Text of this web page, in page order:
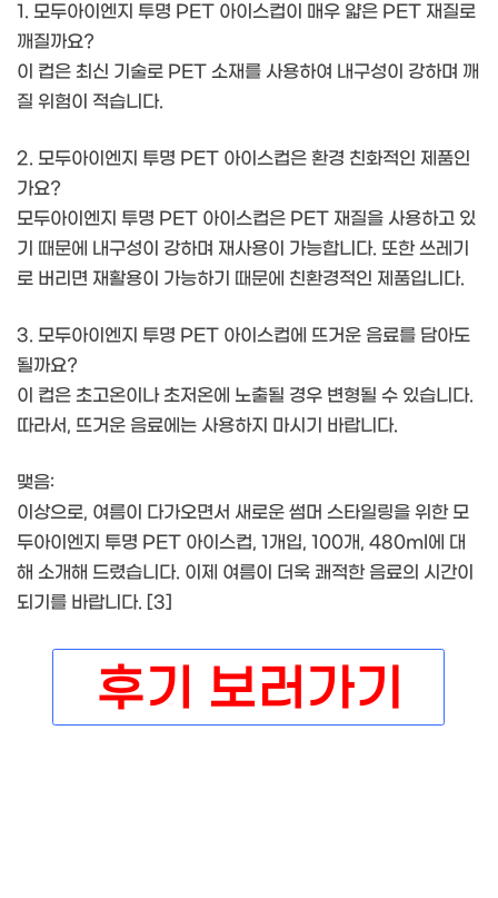
1. 모두아이엔지 투명 PET 아이스컵이 매우 얇은 PET 재질로
깨질까요?
이 컵은 최신 기술로 PET 소재를 사용하여 내구성이 강하며 깨
질 위험이 적습니다.
2. 모두아이엔지 투명 PET 아이스컵은 환경 친화적인 제품인
가요?
모두아이엔지 투명 PET 아이스컵은 PET 재질을 사용하고 있
기 때문에 내구성이 강하며 재사용이 가능합니다. 또한 쓰레기
로 버리면 재활용이 가능하기 때문에 친환경적인 제품입니다.
3. 모두아이엔지 투명 PET 아이스컵에 뜨거운 음료를 담아도
될까요?
이 컵은 초고온이나 초저온에 노출될 경우 변형될 수 있습니다.
따라서, 뜨거운 음료에는 사용하지 마시기 바랍니다.
맺음:
이상으로, 여름이 다가오면서 새로운 썸머 스타일링을 위한 모
두아이엔지 투명 PET 아이스컵, 1개입, 100개, 480ml에 대
해 소개해 드렸습니다. 이제 여름이 더욱 쾌적한 음료의 시간이
되기를 바랍니다. [3]